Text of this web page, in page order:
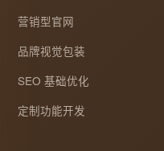
营销型官网
品牌视觉包装
SEO 基础优化
定制功能开发